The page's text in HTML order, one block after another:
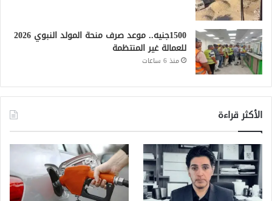
1500جنيه.. موعد صرف منحة المولد النبوي 2026
للعمالة غير المنتظمة
منذ 6 ساعات
الأكثر قراءة